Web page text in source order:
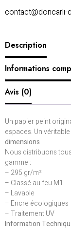
contact@doncarli-
Description
Informations
Avis (0)
Un papier peint
espaces. Un
dimensions
Nous distribuons
gamme :
– 295 gr/m²
– Classé au feu M1
– Lavable
– Encre écologiques
– Traitement UV
Information